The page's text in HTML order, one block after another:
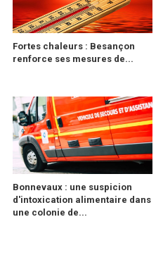
Fortes chaleurs : Besançon
renforce ses mesures de...
Bonnevaux : une suspicion
d'intoxication alimentaire dans
une colonie de...